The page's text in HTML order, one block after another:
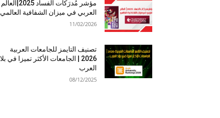
مؤشر مُدرَكات الفساد 2025|العالم
العربي في ميزان الشفافية العالمي
11/02/2026
تصنيف التايمز للجامعات العربية
2026 | الجامعات الأكثر تميزا في
العرب
08/12/2025